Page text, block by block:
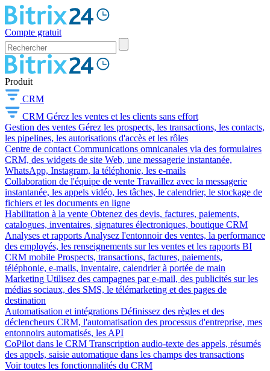
Compte gratuit
Produit
CRM
CRM Gérez les ventes et les clients sans effort
Gestion des ventes Gérez les prospects, les transactions, les contacts,
les pipelines, les autorisations d'accès et les rôles
Centre de contact Communications omnicanales via des formulaires
CRM, des widgets de site Web, une messagerie instantanée,
WhatsApp, Instagram, la téléphonie, les e-mails
Collaboration de l'équipe de vente Travaillez avec la messagerie
instantanée, les appels vidéo, les tâches, le calendrier, le stockage de
fichiers et les documents en ligne
Habilitation à la vente Obtenez des devis, factures, paiements,
catalogues, inventaires, signatures électroniques, boutique CRM
Analyses et rapports Analysez l'entonnoir des ventes, la performance
des employés, les renseignements sur les ventes et les rapports BI
CRM mobile Prospects, transactions, factures, paiements,
téléphonie, e-mails, inventaire, calendrier à portée de main
Marketing Utilisez des campagnes par e-mail, des publicités sur les
médias sociaux, des SMS, le télémarketing et des pages de
destination
Automatisation et intégrations Définissez des règles et des
déclencheurs CRM, l'automatisation des processus d'entreprise, mes
entonnoirs automatisés, les API
CoPilot dans le CRM Transcription audio-texte des appels, résumés
des appels, saisie automatique dans les champs des transactions
Voir toutes les fonctionnalités du CRM